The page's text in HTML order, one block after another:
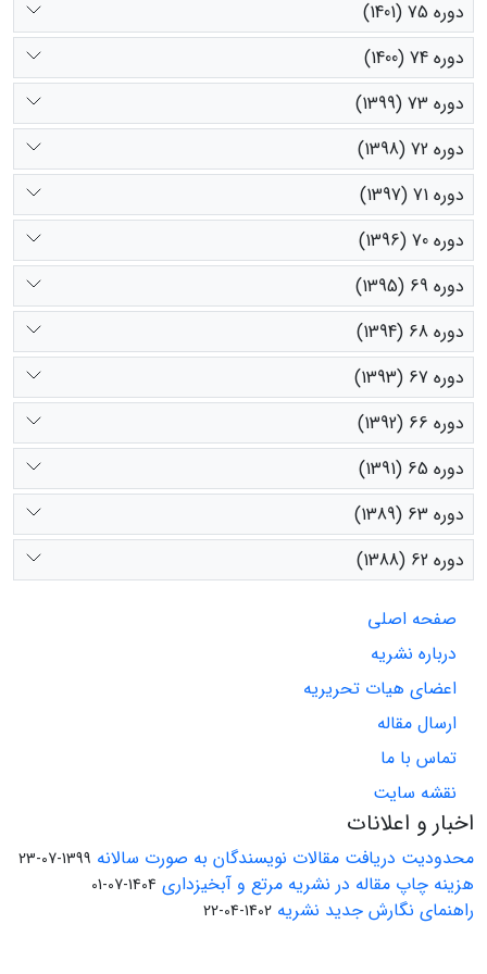
دوره 75 (1401)
دوره 74 (1400)
دوره 73 (1399)
دوره 72 (1398)
دوره 71 (1397)
دوره 70 (1396)
دوره 69 (1395)
دوره 68 (1394)
دوره 67 (1393)
دوره 66 (1392)
دوره 65 (1391)
دوره 63 (1389)
دوره 62 (1388)
صفحه اصلی
درباره نشریه
اعضای هیات تحریریه
ارسال مقاله
تماس با ما
نقشه سایت
اخبار و اعلانات
محدودیت دریافت مقالات نویسندگان به صورت سالانه 1399-07-23
هزینه چاپ مقاله در نشریه مرتع و آبخیزداری 1404-07-01
راهنمای نگارش جدید نشریه 1402-04-22